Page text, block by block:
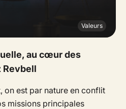
Valeurs
au cœur des
Revbell
on est par nature en conflit
missions principales